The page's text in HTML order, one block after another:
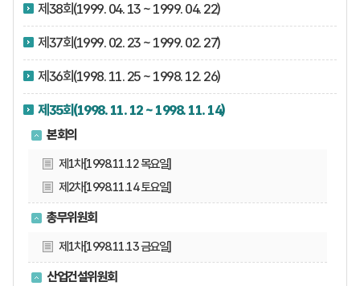
제38회(1999. 04. 13 ~ 1999. 04. 22)
제37회(1999. 02. 23 ~ 1999. 02. 27)
제36회(1998. 11. 25 ~ 1998. 12. 26)
제35회(1998. 11. 12 ~ 1998. 11. 14)
본회의
제1차[1998.11.12 목요일]
제2차[1998.11.14 토요일]
총무위원회
제1차[1998.11.13 금요일]
산업건설위원회